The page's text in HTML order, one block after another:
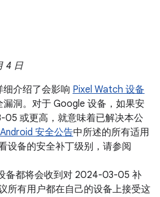
4 日
介绍了会影响 Pixel Watch 设备
漏洞。对于 Google 设备，如果安
或更高，就意味着已解决本公
Android 安全公告中所述的所有适用
设备的安全补丁级别，请参阅
备都将会收到对 2024-03-05 补
所有用户都在自己的设备上接受这